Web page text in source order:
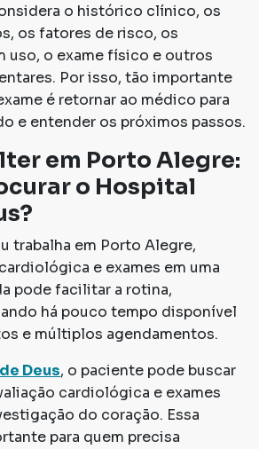
o histórico clínico, os
os fatores de risco, os
uso, o exame físico e outros
Por isso, tão importante
é retornar ao médico para
e entender os próximos passos.
em Porto Alegre:
o Hospital
trabalha em Porto Alegre,
e exames em uma
pode facilitar a rotina,
há pouco tempo disponível
e múltiplos agendamentos.
Deus, o paciente pode buscar
cardiológica e exames
do coração. Essa
para quem precisa